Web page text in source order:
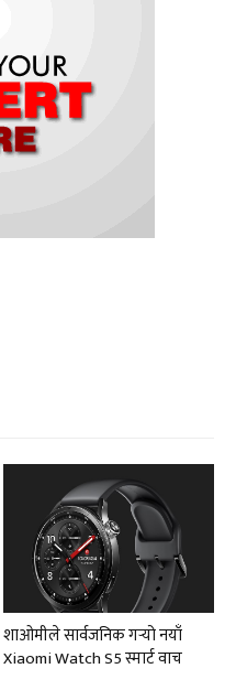
शाओमीले सार्वजनिक गर्‍यो नयाँ
Xiaomi Watch S5 स्मार्ट वाच